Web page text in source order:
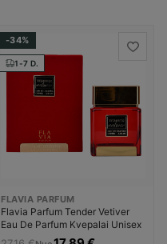
-34%
1-7 D.
FLAVIA PARFUM
Flavia Parfum Tender Vetiver
Eau De Parfum Kvepalai Unisex